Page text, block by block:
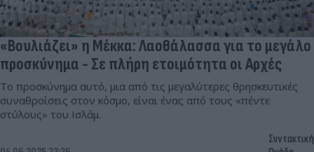
«Βουλιάζει» η Μέκκα: Λαοθάλασσα για το μεγάλο
προσκύνημα - Σε πλήρη ετοιμότητα οι Αρχές
Το προσκύνημα αυτό, μια από τις μεγαλύτερες θρησκευτικές
συναθροίσεις στον κόσμο, είναι ένας από τους «πέντε
στύλους» του Ισλάμ.
Συντακτική